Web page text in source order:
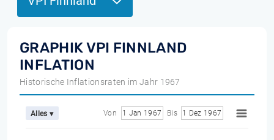
GRAPHIK VPI FINNLAND
INFLATION
Historische Inflationsraten im Jahr 1967
Alles ▾ Von 1 Jan 1967 Bis 1 Dez 1967